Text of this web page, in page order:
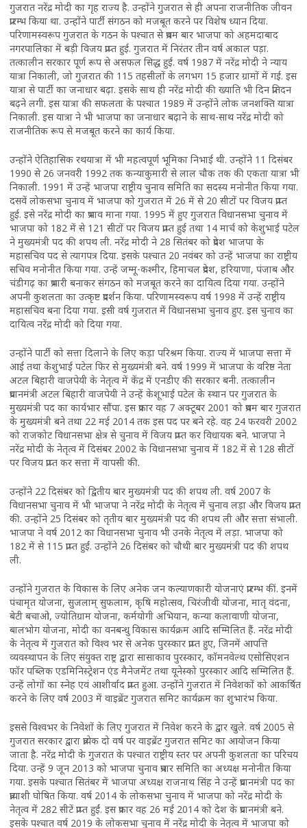
गुजरात नरेंद्र मोदी का गृह राज्य है. उन्होंने गुजरात से ही अपना राजनीतिक जीवन
प्रारम्भ किया था. उन्होंने पार्टी संगठन को मजबूत करने पर विशेष ध्यान दिया.
परिणामस्वरूप गुजरात के गठन के पश्चात से प्रथम बार भाजपा को अहमदाबाद
नगरपालिका में बड़ी विजय प्राप्त हुई. गुजरात में निरंतर तीन वर्ष अकाल पड़ा.
तत्कालीन सरकार पूर्ण रूप से असफल सिद्ध हुई. वर्ष 1987 में नरेंद्र मोदी ने न्याय
यात्रा निकाली, जो गुजरात की 115 तहसीलों के लगभग 15 हजार ग्रामों में गई. इस
यात्रा से पार्टी का जनाधार बढ़ा. इसके साथ ही नरेंद्र मोदी की ख्याति भी दिन प्रतिदन
बढ़ने लगी. इस यात्रा की सफलता के पश्चात 1989 में उन्होंने लोक जनशक्ति यात्रा
निकाली. इस यात्रा ने भी भाजपा का जनाधार बढ़ाने के साथ-साथ नरेंद्र मोदी को
राजनीतिक रूप से मजबूत करने का कार्य किया.
उन्होंने ऐतिहासिक रथयात्रा में भी महत्वपूर्ण भूमिका निभाई थी. उन्होंने 11 दिसंबर
1990 से 26 जनवरी 1992 तक कन्याकुमारी से लाल चौक तक की एकता यात्रा भी
निकाली. 1991 में उन्हें भाजपा राष्ट्रीय चुनाव समिति का सदस्य मनोनीत किया गया.
दसवें लोकसभा चुनाव में भाजपा को गुजरात में 26 में से 20 सीटों पर विजय प्राप्त
हुई. इसे नरेंद्र मोदी का प्रभाव माना गया. 1995 में हुए गुजरात विधानसभा चुनाव में
भाजपा को 182 में से 121 सीटों पर विजय प्राप्त हुई तथा 14 मार्च को केशुभाई पटेल
ने मुख्यमंत्री पद की शपथ ली. नरेंद्र मोदी ने 28 सितंबर को प्रदेश भाजपा के
महासचिव पद से त्यागपत्र दिया. इसके पश्चात 20 नवंबर को उन्हें भाजपा का राष्ट्रीय
सचिव मनोनीत किया गया. उन्हें जम्मू-कश्मीर, हिमाचल प्रदेश, हरियाणा, पंजाब और
चंडीगढ़ का प्रभारी बनाकर संगठन को मजबूत करने का दायित्व दिया गया. उन्होंने
अपनी कुशलता का उत्कृष्ट प्रदर्शन किया. परिणामस्वरूप वर्ष 1998 में उन्हें राष्ट्रीय
महासचिव बना दिया गया. इसी वर्ष गुजरात में विधानसभा चुनाव हुए. इस चुनाव का
दायित्व नरेंद्र मोदी को दिया गया.
उन्होंने पार्टी को सत्ता दिलाने के लिए कड़ा परिश्रम किया. राज्य में भाजपा सत्ता में
आई तथा केशुभाई पटेल फिर से मुख्यमंत्री बने. वर्ष 1999 में भाजपा के वरिष्ठ नेता
अटल बिहारी वाजपेयी के नेतृत्व में केंद्र में एनडीए की सरकार बनी. तत्कालीन
प्रधानमंत्री अटल बिहारी वाजपेयी ने उन्हें केशूभाई पटेल के स्थान पर गुजरात के
मुख्यमंत्री पद का कार्यभार सौंपा. इस प्रकार वह 7 अक्टूबर 2001 को प्रथम बार गुजरात
के मुख्यमंत्री बने तथा 22 मई 2014 तक इस पद पर बने रहे. वह 24 फरवरी 2002
को राजकोट विधानसभा क्षेत्र से चुनाव में विजय प्राप्त कर विधायक बने. भाजपा ने
नरेंद्र मोदी के नेतृत्व में दिसंबर 2002 के विधानसभा चुनाव में 182 में से 128 सीटों
पर विजय प्राप्त कर सत्ता में वापसी की.
उन्होंने 22 दिसंबर को द्वितीय बार मुख्यमंत्री पद की शपथ ली. वर्ष 2007 के
विधानसभा चुनाव में भी भाजपा ने नरेंद्र मोदी के नेतृत्व में चुनाव लड़ा और विजय प्राप्त
की. उन्होंने 25 दिसंबर को तृतीय बार मुख्यमंत्री पद की शपथ ली और सत्ता संभाली.
भाजपा ने वर्ष 2012 का विधानसभा चुनाव भी उनके नेतृत्व में लड़ा. भाजपा को
182 में से 115 प्राप्त हुईं. उन्होंने 26 दिसंबर को चौथी बार मुख्यमंत्री पद की शपथ
ली.
उन्होंने गुजरात के विकास के लिए अनेक जन कल्याणकारी योजनाएं प्रारम्भ कीं. इनमें
पंचामृत योजना, सुजलाम् सुफलाम, कृषि महोत्सव, चिरंजीवी योजना, मातृ वंदना,
बेटी बचाओ, ज्योतिग्राम योजना, कर्मयोगी अभियान, कन्या कलावाणी योजना,
बालभोग योजना, मोदी का वनबन्धु विकास कार्यक्रम आदि सम्मिलित हैं. नरेंद्र मोदी
के नेतृत्व में गुजरात को विश्व भर से अनेक पुरस्कार प्राप्त हुए, जिनमें आपत्ति
व्यवस्थापन के लिए संयुक्त राष्ट्र द्वारा सासाकाव पुरस्कार, कॉमनवेल्थ एसोसिएशन
फॉर पब्लिक एडमिनिस्ट्रेशन एंड मैनेजमेंट तथा यूनेस्को पुरस्कार आदि सम्मिलित हैं.
उन्हें लोगों का स्नेह एवं आशीर्वाद प्राप्त हुआ. उन्होंने गुजरात में निवेशकों को आकर्षित
करने के लिए वर्ष 2003 में वाइब्रेंट गुजरात समिट कार्यक्रम का शुभारंभ किया.
इससे विश्वभर के निवेशों के लिए गुजरात में निवेश करने के द्वार खुले. वर्ष 2005 से
गुजरात सरकार द्वारा प्रत्येक दो वर्ष पर वाइब्रेंट गुजरात समिट का आयोजन किया
जाता है. नरेंद्र मोदी के गुजरात के पश्चात राष्ट्रीय स्तर पर अपनी कुशलता का परिचय
दिया. उन्हें 9 जून 2013 को भाजपा चुनाव प्रचार समिति का अध्यक्ष मनोनीत किया
गया. इसके पश्चात सितंबर में भाजपा अध्यक्ष राजनाथ सिंह ने उन्हें प्रधानमंत्री पद का
प्रत्याशी घोषित किया. वर्ष 2014 के लोकसभा चुनाव में भाजपा को नरेंद्र मोदी के
नेतृत्व में 282 सीटें प्राप्त हुईं. इस प्रकार वह 26 मई 2014 को देश के प्रधानमंत्री बने.
इसके पश्चात वर्ष 2019 के लोकसभा चुनाव में नरेंद्र मोदी के नेतृत्व में भाजपा को